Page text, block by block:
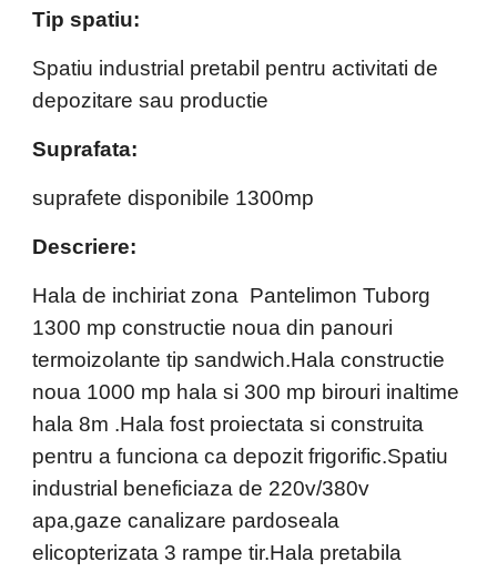
Tip spatiu:
Spatiu industrial pretabil pentru activitati de
depozitare sau productie
Suprafata:
suprafete disponibile 1300mp
Descriere:
Hala de inchiriat zona  Pantelimon Tuborg
1300 mp constructie noua din panouri
termoizolante tip sandwich.Hala constructie
noua 1000 mp hala si 300 mp birouri inaltime
hala 8m .Hala fost proiectata si construita
pentru a funciona ca depozit frigorific.Spatiu
industrial beneficiaza de 220v/380v
apa,gaze canalizare pardoseala
elicopterizata 3 rampe tir.Hala pretabila